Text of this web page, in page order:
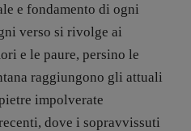
e fondamento di ogni
verso si rivolge ai
e le paure, persino le
raggiungono gli attuali
impolverate
dove i sopravvissuti